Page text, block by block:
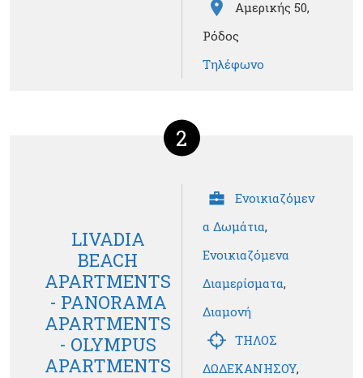
Αμερικής 50,
Ρόδος
Τηλέφωνο
2
LIVADIA
BEACH
APARTMENTS
- PANORAMA
APARTMENTS
- OLYMPUS
APARTMENTS
Ενοικιαζόμεν
α Δωμάτια,
Ενοικιαζόμενα
Διαμερίσματα,
Διαμονή
ΤΗΛΟΣ
ΔΩΔΕΚΑΝΗΣΟΥ,